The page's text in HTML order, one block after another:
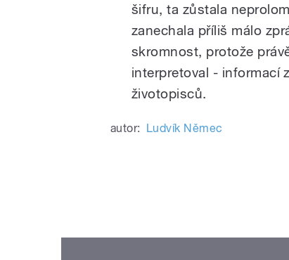
šifru, ta zůstala
zanechala příliš málo
skromnost, protože
interpretoval - informací
životopisců.
autor: Ludvík Němec